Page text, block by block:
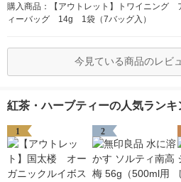
購入商品：【アウトレット】トワイニング
ィーバッグ 14g 1袋（7バッグ入）
今見ている商品のレビ
紅茶・ハーブティーの人気ランキ
1 2